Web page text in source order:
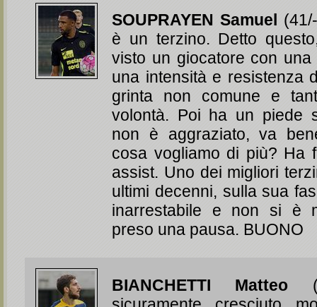
SOUPRAYEN Samuel
è un terzino. Detto
visto un giocatore con
una intensità e resistenza
grinta non comune e
volontà. Poi ha un piede
non è aggraziato, va
cosa vogliamo di più? Ha
assist. Uno dei migliori
ultimi decenni, sulla sua
inarrestabile e non si è
preso una pausa. BUONO
BIANCHETTI Matteo